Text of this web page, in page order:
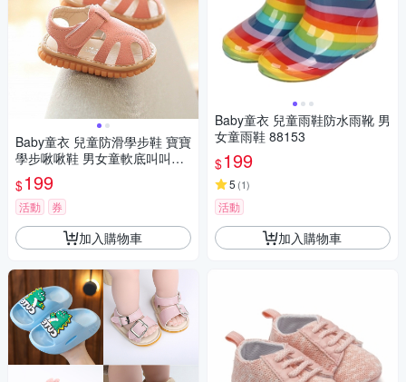
Baby童衣 兒童防滑學步鞋 寶寶
學步啾啾鞋 男女童軟底叫叫鞋
寶寶舒適包頭護趾涼鞋 11831
$199
活動 券
加入購物車
Baby童衣 兒童雨鞋防水雨靴 男
女童雨鞋 88153
$199
5 (1)
活動
加入購物車